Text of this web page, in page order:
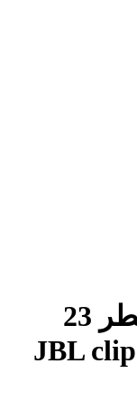
گیره ساکشن کاپ با قطر 23
میلی متر جی بی ال – JBL clip